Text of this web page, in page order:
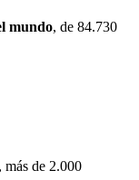
mundo, de 84.730
más de 2.000